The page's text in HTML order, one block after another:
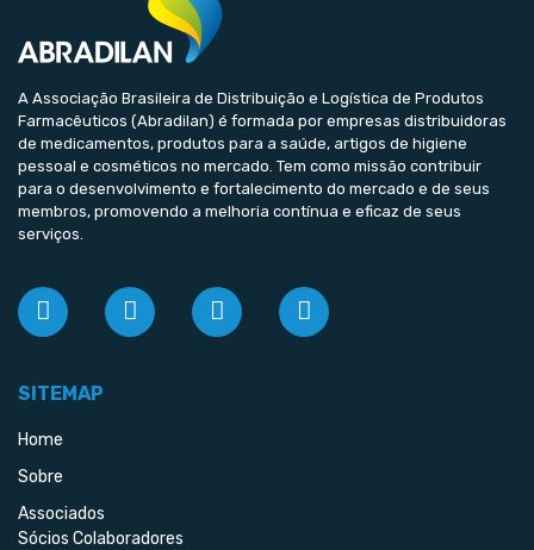
A Associação Brasileira de Distribuição e Logística de Produtos
Farmacêuticos (Abradilan) é formada por empresas distribuidoras
de medicamentos, produtos para a saúde, artigos de higiene
pessoal e cosméticos no mercado. Tem como missão contribuir
para o desenvolvimento e fortalecimento do mercado e de seus
membros, promovendo a melhoria contínua e eficaz de seus
serviços.
SITEMAP
Home
Sobre
Associados
Sócios Colaboradores